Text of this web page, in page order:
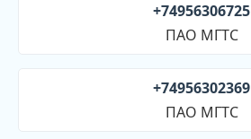
+74956306725
ПАО МГТС
+74956302369
ПАО МГТС